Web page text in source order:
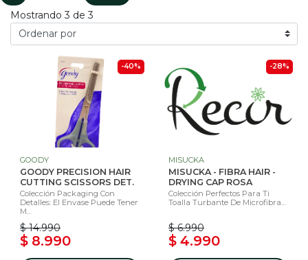
Mostrando 3 de 3
-40%
GOODY
GOODY PRECISION HAIR
CUTTING SCISSORS DET.
Colección Packaging Con
Detalles: El Envase Puede Tener
M...
$ 14.990
$ 8.990
-28%
MISUCKA
MISUCKA - FIBRA HAIR -
DRYING CAP ROSA
Colección Perfectos Para Ti
Toalla Turbante De Microfibra...
$ 6.990
$ 4.990